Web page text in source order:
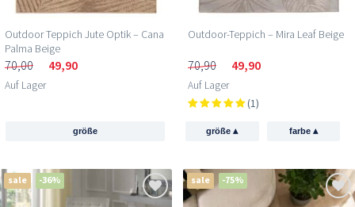
Outdoor Teppich Jute Optik – Cana
Palma Beige
70,00 49,90
Auf Lager
größe
Outdoor-Teppich – Mira Leaf Beige
70,90 49,90
Auf Lager
(1)
größe▴ farbe ▴
sale -36% sale -75%